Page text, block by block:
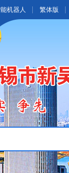
机器人 繁体版